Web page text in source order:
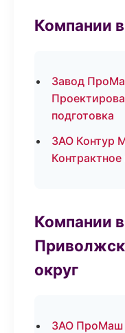
Компании
Завод
подготовка
ЗАО Контур
Компании
округ
ЗАО ПроМаш